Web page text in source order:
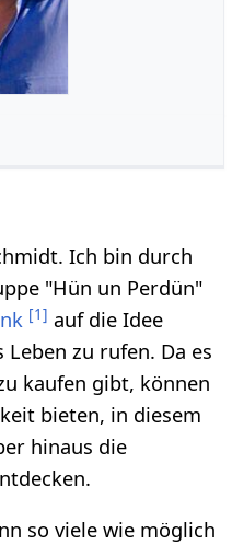
Ich bin durch
"Hün un Perdün"
[1] auf die Idee
zu rufen. Da es
kaufen gibt, können
bieten, in diesem
hinaus die
so viele wie möglich